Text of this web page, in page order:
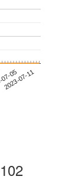
05
2023-07-11